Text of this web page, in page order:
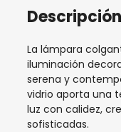
Descripción
La lámpara
iluminación
serena y
vidrio aporta una
luz con calidez,
sofisticadas.